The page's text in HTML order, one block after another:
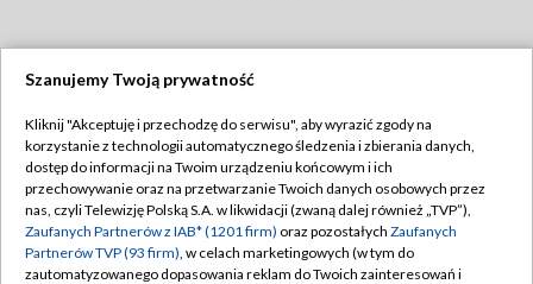
TVP
Abonament TVP
Emisja w TVP
Centrum informacji TVP
Regulamin TVP
Polityka prywatności
Moje zgody
Szanujemy Twoją prywatność
Kliknij "Akceptuję i przechodzę do serwisu", aby wyrazić zgody na
korzystanie z technologii automatycznego śledzenia i zbierania danych,
dostęp do informacji na Twoim urządzeniu końcowym i ich
przechowywanie oraz na przetwarzanie Twoich danych osobowych przez
nas, czyli Telewizję Polską S.A. w likwidacji (zwaną dalej również „TVP”),
Zaufanych Partnerów z IAB* (1201 firm) oraz pozostałych Zaufanych
Partnerów TVP (93 firm), w celach marketingowych (w tym do
zautomatyzowanego dopasowania reklam do Twoich zainteresowań i